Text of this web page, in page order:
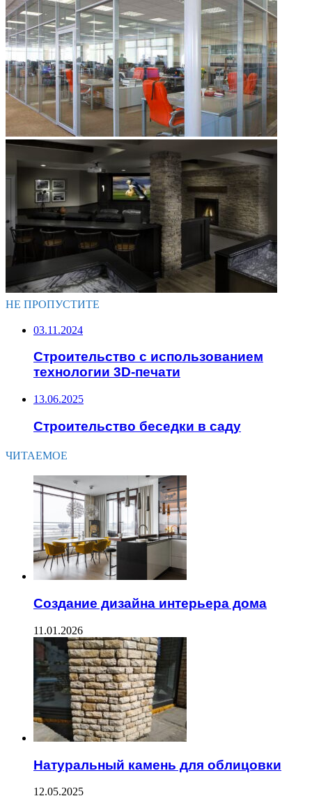
НЕ ПРОПУСТИТЕ
03.11.2024
Строительство с использованием
технологии 3D-печати
13.06.2025
Строительство беседки в саду
ЧИТАЕМОЕ
Создание дизайна интерьера дома
11.01.2026
Натуральный камень для облицовки
12.05.2025